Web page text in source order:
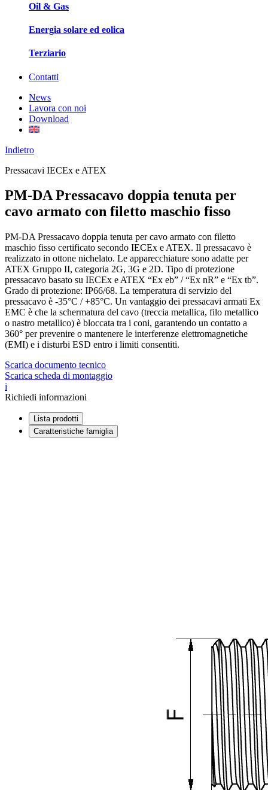
Oil & Gas
Energia solare ed eolica
Terziario
Contatti
News
Lavora con noi
Download
Indietro
Pressacavi IECEx e ATEX
PM-DA Pressacavo doppia tenuta per
cavo armato con filetto maschio fisso
PM-DA Pressacavo doppia tenuta per cavo armato con filetto
maschio fisso certificato secondo IECEx e ATEX. Il pressacavo è
realizzato in ottone nichelato. Le apparecchiature sono adatte per
ATEX Gruppo II, categoria 2G, 3G e 2D. Tipo di protezione
pressacavo basato su IECEx e ATEX “Ex eb” / “Ex nR” e “Ex tb”.
Grado di protezione: IP66/68. La temperatura di servizio del
pressacavo è -35°C / +85°C. Un vantaggio dei pressacavi armati Ex
EMC è che la schermatura del cavo (treccia metallica, filo metallico
o nastro metallico) è bloccata tra i coni, garantendo un contatto a
360° per prevenire o mantenere le interferenze elettromagnetiche
(EMI) e i disturbi ESD entro i limiti consentiti.
Scarica documento tecnico
Scarica scheda di montaggio
i
Richiedi informazioni
Lista prodotti
Caratteristiche famiglia